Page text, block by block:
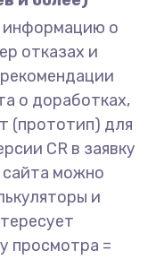
информацию о
отказах и
о доработках,
(прототип) для
CR в заявку
сайта можно
и
просмотра =